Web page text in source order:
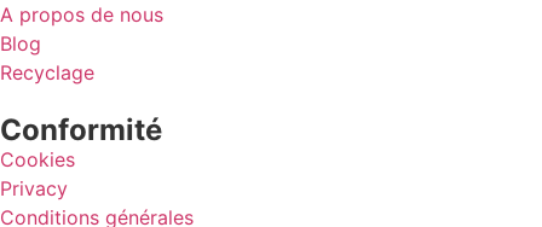
A propos de nous
Blog
Recyclage
Conformité
Cookies
Privacy
Conditions générales